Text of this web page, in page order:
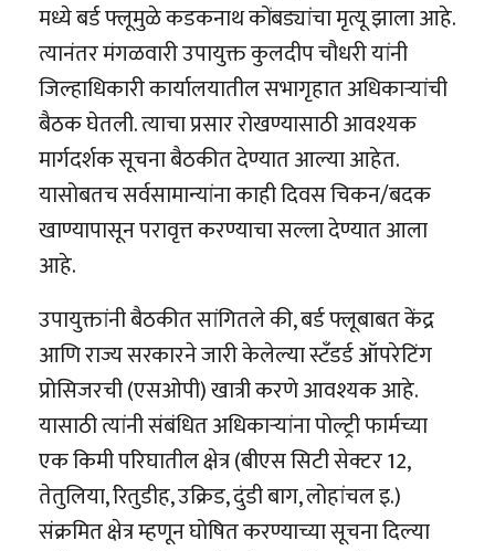
मध्ये बर्ड फ्लूमुळे कडकनाथ कोंबड्यांचा मृत्यू झाला आहे.
त्यानंतर मंगळवारी उपायुक्त कुलदीप चौधरी यांनी
जिल्हाधिकारी कार्यालयातील सभागृहात अधिकाऱ्यांची
बैठक घेतली. त्याचा प्रसार रोखण्यासाठी आवश्यक
मार्गदर्शक सूचना बैठकीत देण्यात आल्या आहेत.
यासोबतच सर्वसामान्यांना काही दिवस चिकन/बदक
खाण्यापासून परावृत्त करण्याचा सल्ला देण्यात आला
आहे.
उपायुक्तांनी बैठकीत सांगितले की, बर्ड फ्लूबाबत केंद्र
आणि राज्य सरकारने जारी केलेल्या स्टँडर्ड ऑपरेटिंग
प्रोसिजरची (एसओपी) खात्री करणे आवश्यक आहे.
यासाठी त्यांनी संबंधित अधिकाऱ्यांना पोल्ट्री फार्मच्या
एक किमी परिघातील क्षेत्र (बीएस सिटी सेक्टर 12,
तेतुलिया, रितुडीह, उक्रिड, दुंडी बाग, लोहांचल इ.)
संक्रमित क्षेत्र म्हणून घोषित करण्याच्या सूचना दिल्या